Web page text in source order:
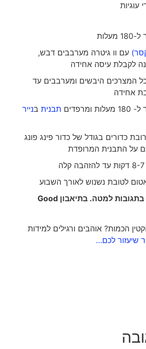
עם וו גיטרה מערבבים דבש,
לקבלת עיסה אחידה
היבשים ומערבבים עד
תבניתבנייר
כדורים בגודל של כדור פינג פונג
התבנית המרופדת
לטובת נשנוש לאורך השבוע
למטה. בתיאבוןGood
הכמות? אוהבים ורגילים למידות
לכם…